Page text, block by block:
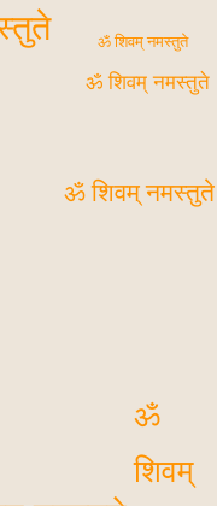
ॐ
शिवम्
ॐ शिवम् नमस्तुते
ॐ शिवम्
ॐ शिवम् नमस्तुते